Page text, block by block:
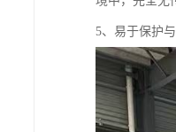
5、易于保护